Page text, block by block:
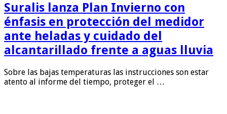
Suralis lanza Plan Invierno con
énfasis en protección del medidor
ante heladas y cuidado del
alcantarillado frente a aguas lluvia
Sobre las bajas temperaturas las instrucciones son estar
atento al informe del tiempo, proteger el …